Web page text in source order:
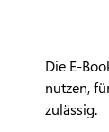
Die E-
nutzen,
zulässig.